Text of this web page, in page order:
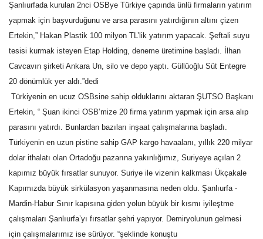
Şanlıurfada kurulan 2nci OSBye Türkiye çapında ünlü firmaların yatırım
yapmak için başvurduğunu ve arsa parasını yatırdığının altını çizen
Ertekin,” Hakan Plastik 100 milyon TL’lik yatırım yapacak. Şeftali suyu
tesisi kurmak isteyen Etap Holding, deneme üretimine başladı. İlhan
Cavcavın şirketi Ankara Un, silo ve depo yaptı. Güllüoğlu Süt Entegre
20 dönümlük yer aldı.”dedi
Türkiyenin en ucuz OSBsine sahip olduklarını aktaran ŞUTSO Başkanı
Ertekin, “ Şuan ikinci OSB’mize 20 firma yatırım yapmak için arsa alıp
parasını yatırdı. Bunlardan bazıları inşaat çalışmalarına başladı.
Türkiyenin en uzun pistine sahip GAP kargo havaalanı, yıllık 220 milyar
dolar ithalatı olan Ortadoğu pazarına yakınlığımız, Suriyeye açılan 2
kapımız büyük fırsatlar sunuyor. Suriye ile vizenin kalkması Ükçakale
Kapımızda büyük sirkülasyon yaşanmasına neden oldu. Şanlıurfa -
Mardin-Habur Sınır kapısına giden yolun büyük bir kısmı iyileştme
çalışmaları Şanlıurfa’yı fırsatlar şehri yapıyor. Demiryolunun gelmesi
için çalışmalarımız ise sürüyor. “şeklinde konuştu